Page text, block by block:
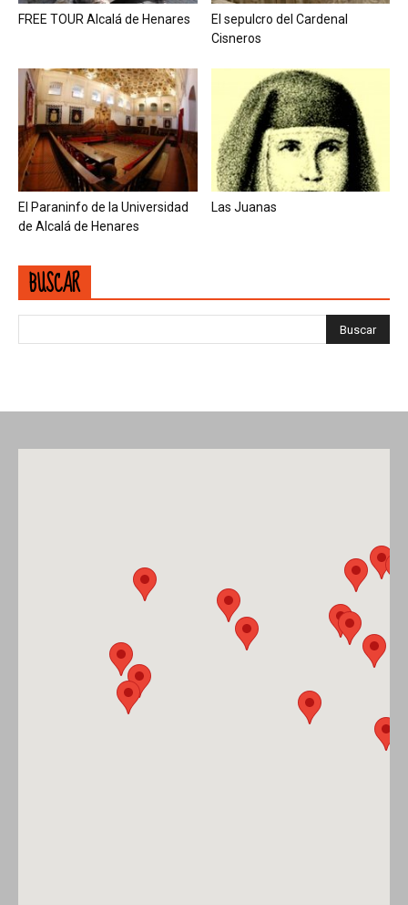
FREE TOUR Alcalá de Henares
El sepulcro del Cardenal
Cisneros
El Paraninfo de la Universidad
de Alcalá de Henares
Las Juanas
BUSCAR